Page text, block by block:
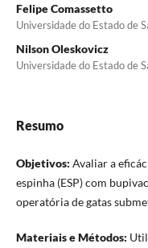
Felipe Comassetto
Universidade do Estado de
Nilson Oleskovicz
Universidade do Estado de
Resumo
Objetivos: Avaliar a
espinha (ESP) com
operatória de gatas
Materiais e Métodos: